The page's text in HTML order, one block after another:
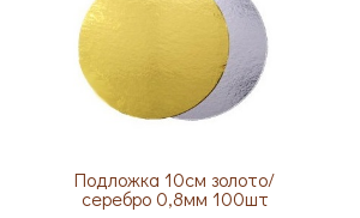
Подложка 10см золото/
серебро 0,8мм 100шт